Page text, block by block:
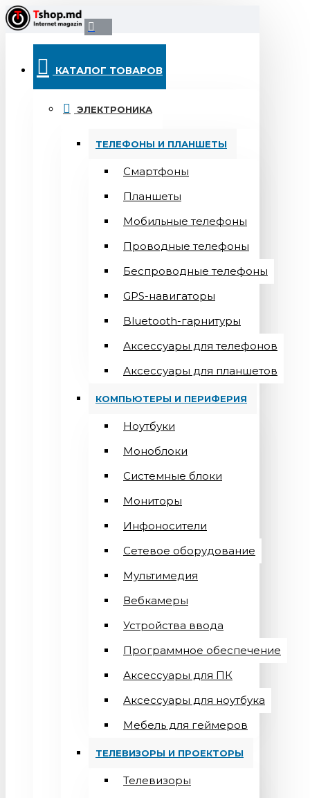
КАТАЛОГ ТОВАРОВ
ЭЛЕКТРОНИКА
ТЕЛЕФОНЫ И ПЛАНШЕТЫ
Смартфоны
Планшеты
Мобильные телефоны
Проводные телефоны
Беспроводные телефоны
GPS-навигаторы
Bluetooth-гарнитуры
Аксессуары для телефонов
Аксессуары для планшетов
КОМПЬЮТЕРЫ И ПЕРИФЕРИЯ
Ноутбуки
Моноблоки
Системные блоки
Мониторы
Инфоносители
Сетевое оборудование
Мультимедия
Вебкамеры
Устройства ввода
Программное обеспечение
Аксессуары для ПК
Аксессуары для ноутбука
Мебель для геймеров
ТЕЛЕВИЗОРЫ И ПРОЕКТОРЫ
Телевизоры